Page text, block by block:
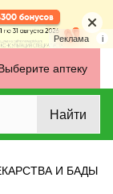
Реклама i
аптеку
Найти
И БАДЫ